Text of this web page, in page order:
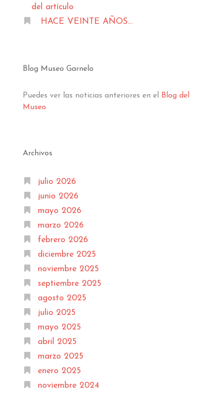
del artículo
HACE VEINTE AÑOS…
Blog Museo Garnelo
Puedes ver las noticias anteriores en el
Blog del
Museo
Archivos
julio 2026
junio 2026
mayo 2026
marzo 2026
febrero 2026
diciembre 2025
noviembre 2025
septiembre 2025
agosto 2025
julio 2025
mayo 2025
abril 2025
marzo 2025
enero 2025
noviembre 2024